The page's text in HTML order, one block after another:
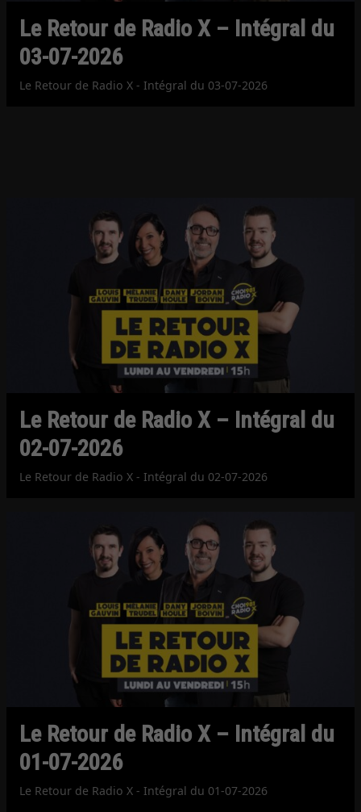
Le Retour de Radio X – Intégral du
03-07-2026
Le Retour de Radio X - Intégral du 03-07-2026
Le Retour de Radio X – Intégral du
02-07-2026
Le Retour de Radio X - Intégral du 02-07-2026
Le Retour de Radio X – Intégral du
01-07-2026
Le Retour de Radio X - Intégral du 01-07-2026